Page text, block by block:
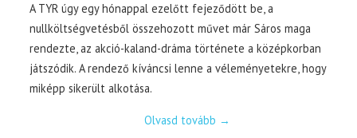
A TYR úgy egy hónappal ezelőtt fejeződött be, a
nullköltségvetésből összehozott művet már Sáros maga
rendezte, az akció-kaland-dráma története a középkorban
játszódik. A rendező kíváncsi lenne a véleményetekre, hogy
miképp sikerült alkotása.
Olvasd tovább →